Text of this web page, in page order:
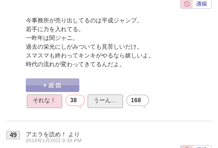
今事務所が売り出してるのは平成ジャンプ。
若手に力を入れてる。
一昨年は関ジャニ。
過去の栄光にしがみついても見苦しいだけ。
スマスマも終わってキンキがやるなら嬉しいよ。
時代の流れが変わってきてるんだよ。
それな！ 38 うーん… 168
49 アエラを読め！ より
2016年1月20日 9:36 PM